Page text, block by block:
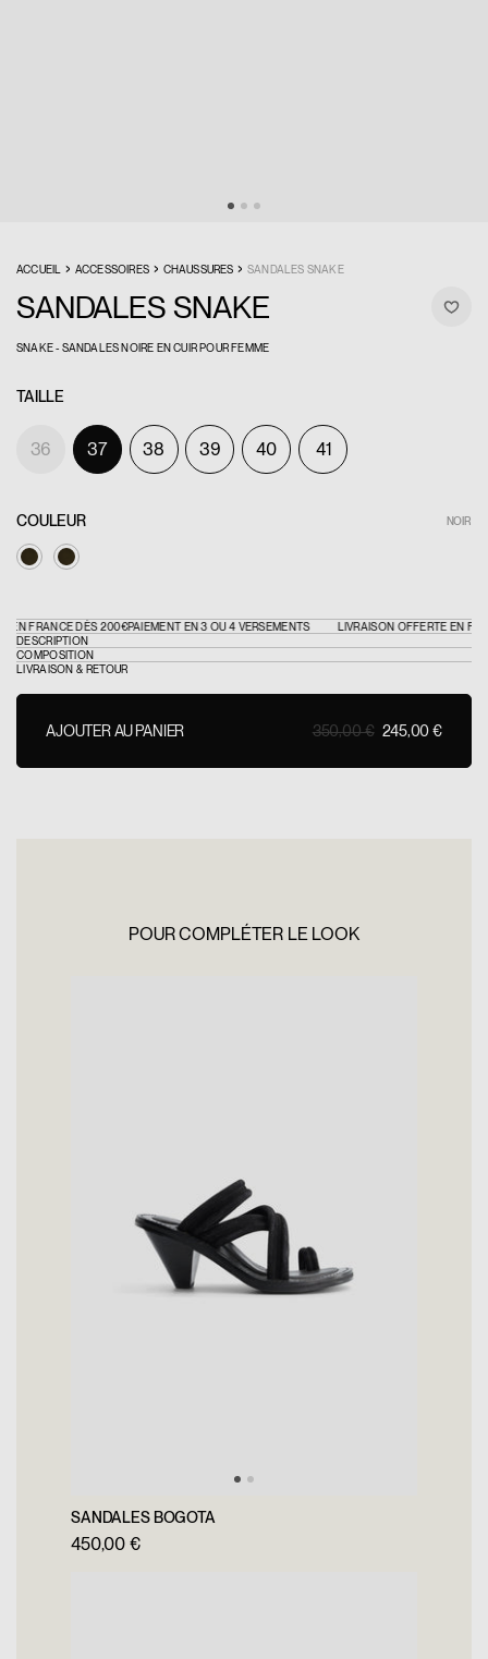
ACCUEIL › ACCESSOIRES › CHAUSSURES › SANDALES SNAKE
SANDALES SNAKE
SNAKE - SANDALES NOIRE EN CUIR POUR FEMME
TAILLE
36 37 38 39 40 41
COULEUR NOIR
AJOUTER AU PANIER
350,00 € 245,00 €
FRANCE DÈS 200€PAIEMENT EN 3 OU 4 VERSEMENTS
LIVRAISON OFFERTE EN
DESCRIPTION
COMPOSITION
LIVRAISON & RETOUR
POUR COMPLÉTER LE LOOK
SANDALES BOGOTA
450,00 €
nouvelles collections, nos soldes et
soyez invités à nos évènements exclusifs